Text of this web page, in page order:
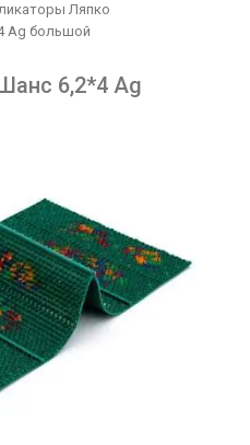
Ляпко
Ag большой
6,2*4 Ag